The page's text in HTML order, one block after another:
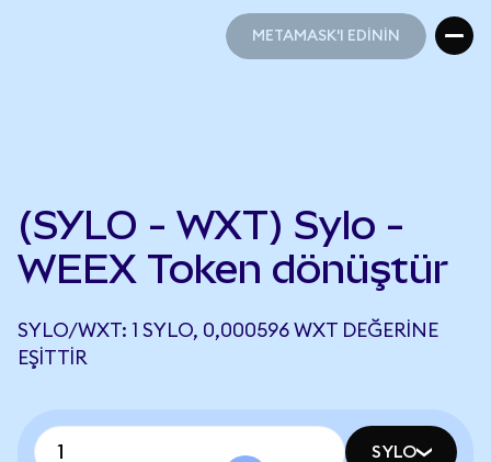
METAMASK'I EDİNİN
(SYLO - WXT) Sylo -
WEEX Token dönüştür
SYLO/WXT: 1 SYLO, 0,000596 WXT DEĞERINE
EŞITTIR
SYLO